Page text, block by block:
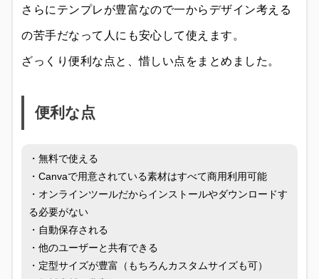
さらにテンプレが豊富なので一からデザイン考える
の苦手だなって人にも安心して使えます。
ざっくり便利な点と、惜しい点をまとめました。
便利な点
・無料で使える
・Canvaで用意されている素材はすべて商用利用可能
・オンラインツールだからインストールやダウンロードす
る必要がない
・自動保存される
・他のユーザーと共有できる
・定型サイズが豊富（もちろんカスタムサイズも可）